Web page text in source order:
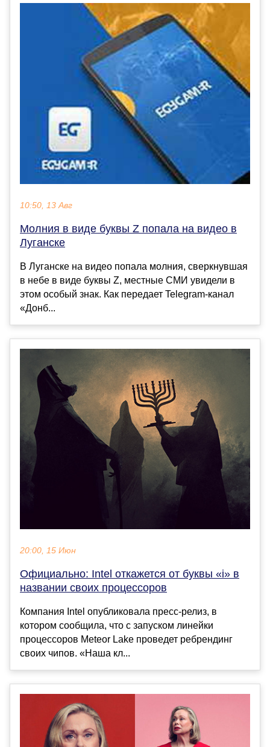
10:50, 13 Авг
Молния в виде буквы Z попала на видео в
Луганске
В Луганске на видео попала молния, сверкнувшая
в небе в виде буквы Z, местные СМИ увидели в
этом особый знак. Как передает Telegram-канал
«Донб...
20:00, 15 Июн
Официально: Intel откажется от буквы «i» в
названии своих процессоров
Компания Intel опубликовала пресс-релиз, в
котором сообщила, что с запуском линейки
процессоров Meteor Lake проведет ребрендинг
своих чипов. «Наша кл...